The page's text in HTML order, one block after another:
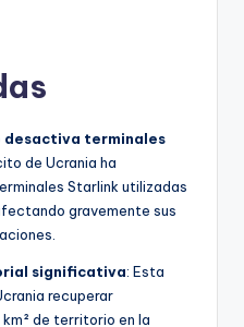
desactiva terminales
de Ucrania ha
Starlink utilizadas
gravemente sus
significativa: Esta
recuperar
de territorio en la